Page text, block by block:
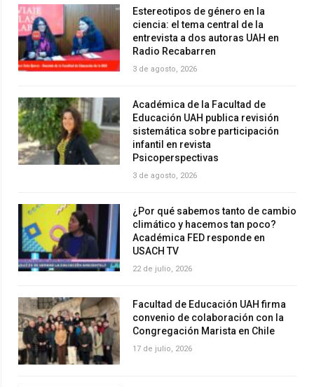
Estereotipos de género en la
ciencia: el tema central de la
entrevista a dos autoras UAH en
Radio Recabarren
3 de agosto, 2026
Académica de la Facultad de
Educación UAH publica revisión
sistemática sobre participación
infantil en revista
Psicoperspectivas
3 de agosto, 2026
¿Por qué sabemos tanto de cambio
climático y hacemos tan poco?
Académica FED responde en
USACH TV
22 de julio, 2026
Facultad de Educación UAH firma
convenio de colaboración con la
Congregación Marista en Chile
17 de julio, 2026